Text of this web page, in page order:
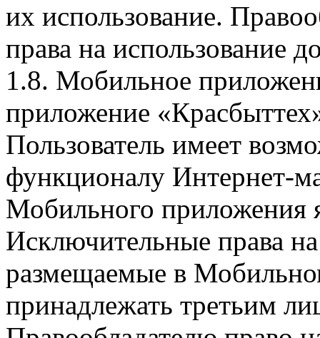
их использование.
права на использование
1.8. Мобильное
приложение
Пользователь имеет
функционалу Интернет-
Мобильного приложения
Исключительные права
размещаемые в
принадлежать третьим